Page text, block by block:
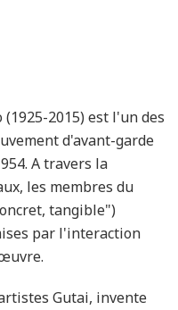
2015) est l'un des
d'avant-garde
A travers la
les membres du
tangible")
par l'interaction
Gutai, invente